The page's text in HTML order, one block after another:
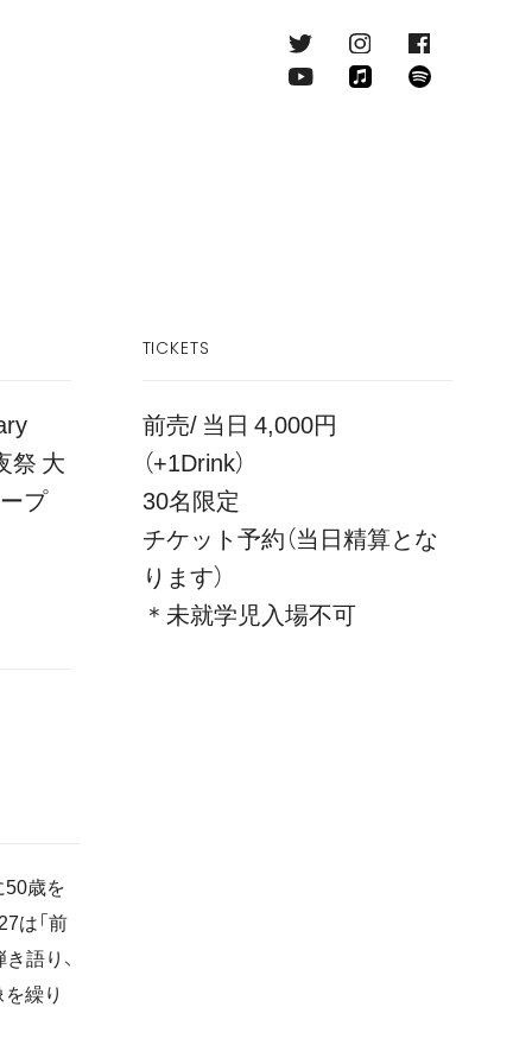
祭 大
プ
TICKETS
前売/ 当日 4,000円
（+1Drink）
30名限定
チケット予約（当日精算とな
ります）
＊未就学児入場不可
50歳を
は「前
語り、
繰り